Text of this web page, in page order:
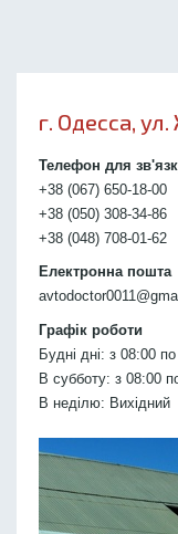
г. Одесса,
Телефон для
+38 (067) 650-18-00
+38 (050) 308-34-86
+38 (048) 708-01-62
Електронна пошта
Графік роботи
Будні дні: з 08:00
В субботу: з 08:00
В неділю: Вихідний